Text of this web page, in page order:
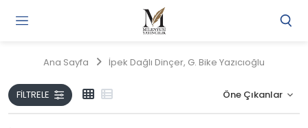
Ana Sayfa İpek Dağlı Dinçer, G. Bike Yazıcıoğlu
FILTRELE